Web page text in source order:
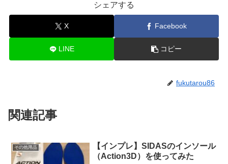
シェアする
X Facebook
LINE コピー
fukutarou86
関連記事
その他用品
【インプレ】SIDASのインソール
（Action3D）を使ってみた